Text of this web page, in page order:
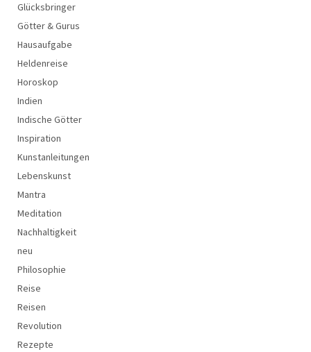
Glücksbringer
Götter & Gurus
Hausaufgabe
Heldenreise
Horoskop
Indien
Indische Götter
Inspiration
Kunstanleitungen
Lebenskunst
Mantra
Meditation
Nachhaltigkeit
neu
Philosophie
Reise
Reisen
Revolution
Rezepte